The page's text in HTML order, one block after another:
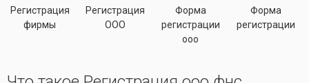
Регистрация
фирмы
Регистрация
ООО
Форма
регистрации
ооо
Форма
регистрации